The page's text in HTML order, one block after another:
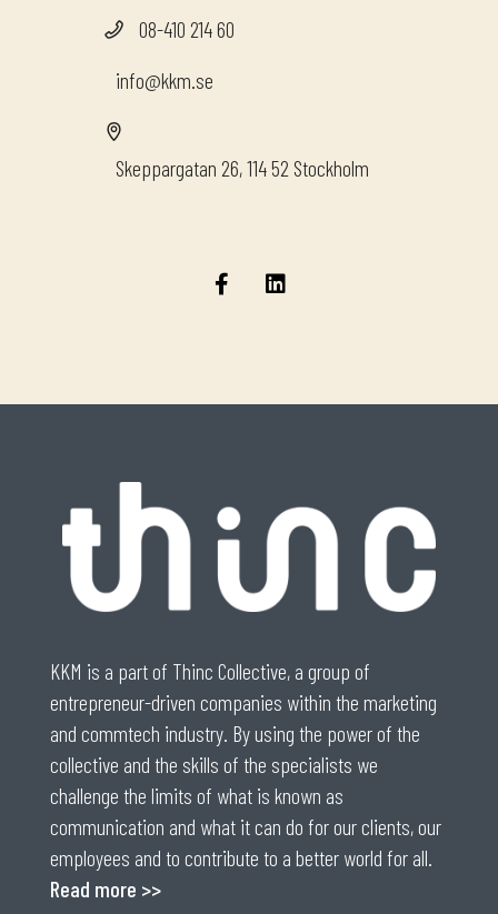
08-410 214 60
info@kkm.se
Skeppargatan 26, 114 52 Stockholm
KKM is a part of Thinc Collective, a group of
entrepreneur-driven companies within the marketing
and commtech industry. By using the power of the
collective and the skills of the specialists we
challenge the limits of what is known as
communication and what it can do for our clients, our
employees and to contribute to a better world for all.
Read more >>